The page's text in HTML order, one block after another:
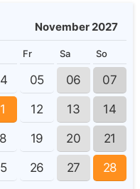
November 2027
Fr Sa So
05 06 07
12 13 14
19 20 21
26 27 28